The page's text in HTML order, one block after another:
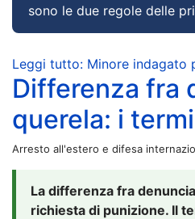
sono le due regole delle
Leggi tutto: Minore indagato
Differenza fra
querela: i
Arresto all'estero e difesa
La differenza fra
richiesta di punizione. Il